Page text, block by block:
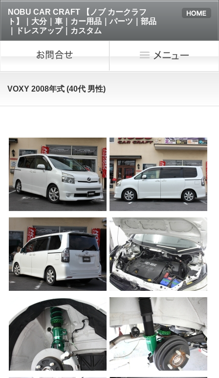
NOBU CAR CRAFT 【ノブ カークラフ
ト】｜大分｜車｜カー用品｜パーツ｜部品
｜ドレスアップ｜カスタム
VOXY 2008年式 (40代 男性)